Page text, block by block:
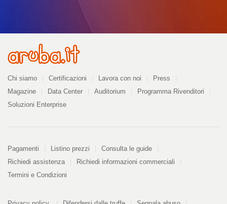
Azienda
Chi siamo Certificazioni Lavora con noi
Press
Magazine
Data Center Auditorium
Programma Rivenditori
Soluzioni Enterprise
Pagamenti
Pagamenti Listino prezzi
Consulta le guide
Richiedi assistenza
Richiedi informazioni commerciali
Termini e Condizioni
PDF